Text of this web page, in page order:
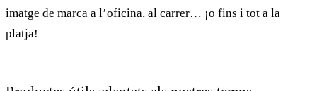
imatge de marca a l’oficina, al carrer… ¡o fins i tot a la
platja!